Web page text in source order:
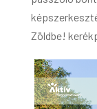
Zöldbe!